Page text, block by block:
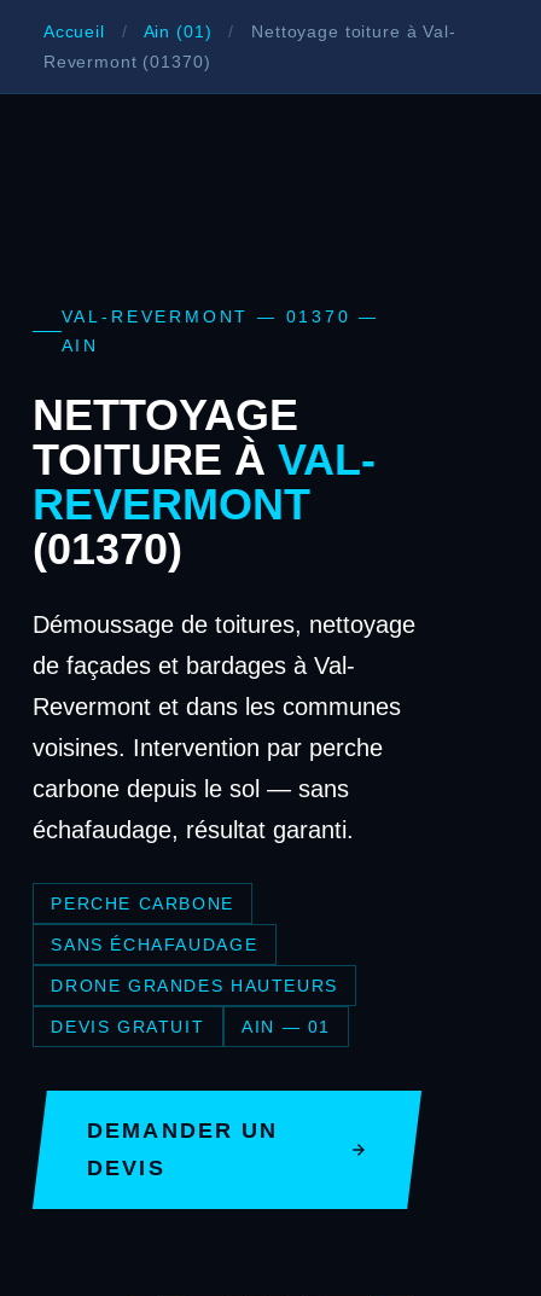
Accueil / Ain (01) /
Nettoyage toiture à Val-
Revermont (01370)
VAL-REVERMONT — 01370 —
AIN
NETTOYAGE
TOITURE À VAL-
REVERMONT
(01370)
Démoussage de toitures, nettoyage
de façades et bardages à Val-
Revermont et dans les communes
voisines. Intervention par perche
carbone depuis le sol — sans
échafaudage, résultat garanti.
PERCHE CARBONE
SANS ÉCHAFAUDAGE
DRONE GRANDES HAUTEURS
DEVIS GRATUIT AIN — 01
DEMANDER UN
DEVIS